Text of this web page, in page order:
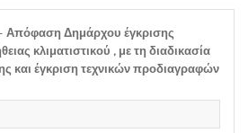
- Απόφαση Δημάρχου έγκρισης
κλιματιστικού , με τη διαδικασία
και έγκριση τεχνικών προδιαγραφών